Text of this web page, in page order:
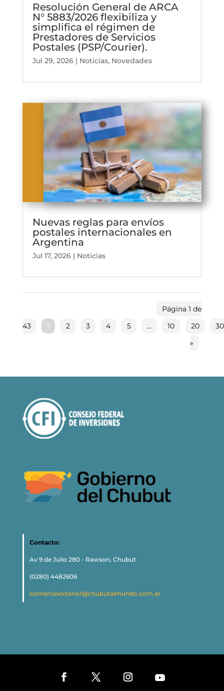
Resolución General de ARCA
N° 5883/2026 flexibiliza y
simplifica el régimen de
Prestadores de Servicios
Postales (PSP/Courier).
Jul 29, 2026| Noticias, Novedades
Nuevas reglas para envíos
postales internacionales en
Argentina
Jul 17, 2026| Noticias
Página 1 de
43
1 2 3 4 5 ... 10 20
30
»
Contacto:
Av 9 de Julio 280 - Rawson, Chubut
(0280) 4482606
comercioexterior@chubutalmundo.com.ar